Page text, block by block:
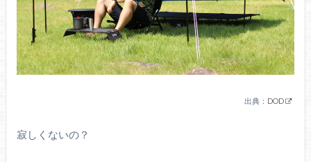
出典： DOD
寂しくないの？